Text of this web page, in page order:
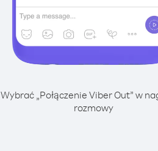
Wybrać „Połączenie Viber Out” w
rozmowy